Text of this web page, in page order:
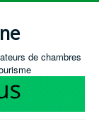
de chambres